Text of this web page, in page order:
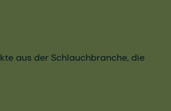
aus der Schlauchbranche, die